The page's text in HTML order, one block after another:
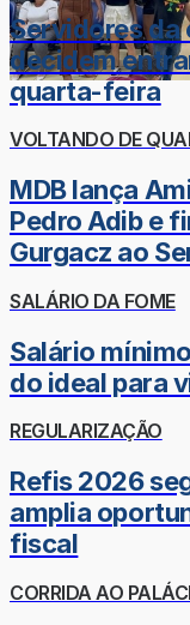
Servidores da
decidem
quarta-feira
VOLTANDO DE
MDB lança
Pedro Adib e
Gurgacz ao
SALÁRIO DA FOME
Salário
do ideal para
REGULARIZAÇÃO
Refis 2026
amplia
fiscal
CORRIDA AO